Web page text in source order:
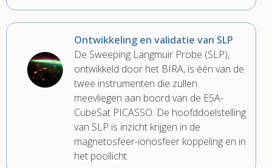
Ontwikkeling en validatie van SLP
De Sweeping Langmuir Probe (SLP),
ontwikkeld door het BIRA, is één van de
twee instrumenten die zullen
meevliegen aan boord van de ESA-
CubeSat PICASSO. De hoofddoelstelling
van SLP is inzicht krijgen in de
magnetosfeer-ionosfeer koppeling en in
het poollicht.